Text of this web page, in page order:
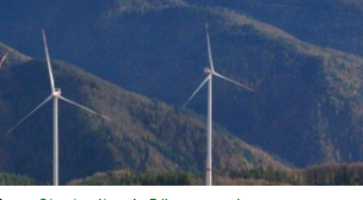
Hasel
& Tourismus